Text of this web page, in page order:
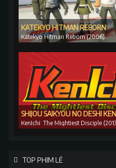
KATEKYO HITMAN REBORN
Katekyo Hitman Reborn (2006)
SHIJOU SAIKYOU NO DESHI
KenIchi: The Mightiest Disciple
TOP PHIM LẺ